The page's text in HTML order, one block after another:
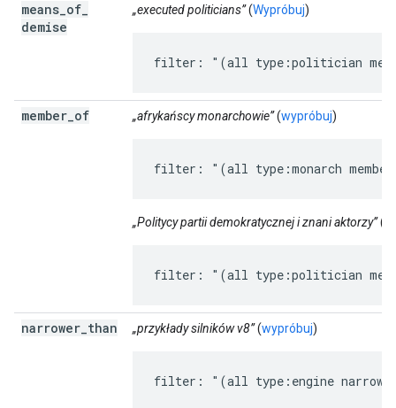
means of
demise
„executed politicians”(Wypróbuj)
filter: "(all type:politician
member of „afrykańscy monarchowie”(wypróbuj)
filter: "(all type:monarch
„Politycy partii demokratycznej i znani aktorzy”(
filter: "(all type:politician
narrower than „przykłady silników v8”(wypróbuj)
filter: "(all type:engine